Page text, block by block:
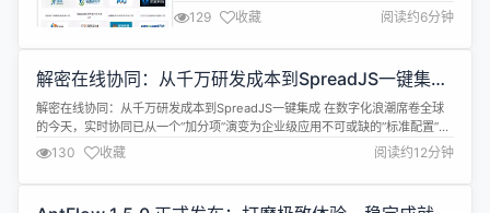
字化转型的新基建。 浪潮集团有限公司、北京百度网
讯科技有限公司、上药控股有限公司……这些看似毫
无关联的企业和组织，近日因同一款开源开发工具出
低代码开发引擎，正悄然成为数十家不同领域头部企
业和组织的共同选择。 0...
129 收藏 阅读约6分钟
解密在线协同：从千万研发成本到SpreadJS一键集成
| 葡萄城技术团队
解密在线协同：从千万研发成本到SpreadJS一键集成 在数字化浪潮席卷全球
的今天，实时协同已从一个“加分项”演变为企业级应用不可或缺的“标准配置”。
无论是内部管理系统、项目管理工具，还是面向客户的SaaS平台，允许多用户
同时在线编辑、共享数据的能力，都极大地提升了团队效率和用户体验。然
而，在看似流畅的协同操作背后，是极其高昂的研发成本和深不见底的技术鸿
130 收藏 阅读约12分钟